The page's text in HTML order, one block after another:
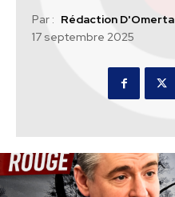
Par : Rédaction D'Omerta
17 septembre 2025